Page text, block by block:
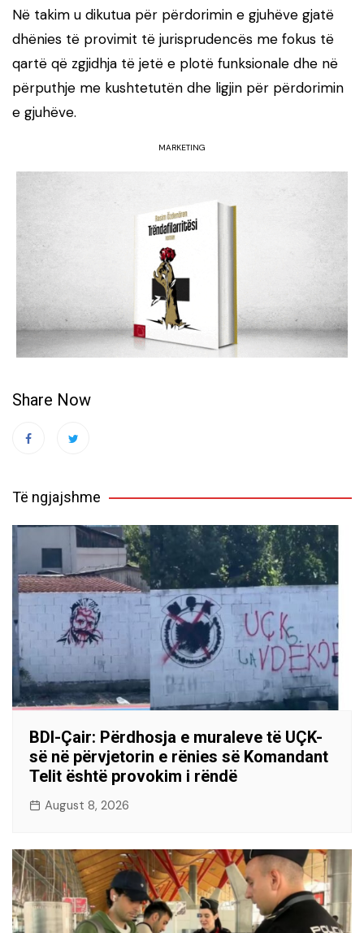
Në takim u dikutua për përdorimin e gjuhëve gjatë
dhënies të provimit të jurisprudencës me fokus të
qartë që zgjidhja të jetë e plotë funksionale dhe në
përputhje me kushtetutën dhe ligjin për përdorimin
e gjuhëve.
MARKETING
Share Now
Të ngjajshme
BDI-Çair: Përdhosja e muraleve të UÇK-
së në përvjetorin e rënies së Komandant
Telit është provokim i rëndë
August 8, 2026